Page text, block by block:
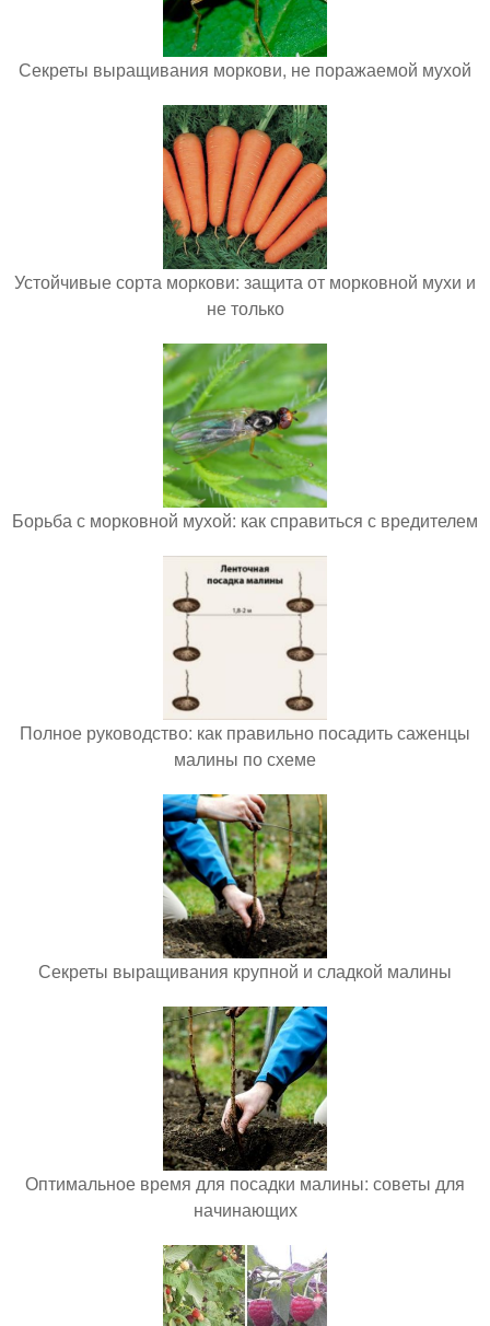
Секреты выращивания моркови, не поражаемой мухой
Устойчивые сорта моркови: защита от морковной мухи и
не только
Борьба с морковной мухой: как справиться с вредителем
Полное руководство: как правильно посадить саженцы
малины по схеме
Секреты выращивания крупной и сладкой малины
Оптимальное время для посадки малины: советы для
начинающих